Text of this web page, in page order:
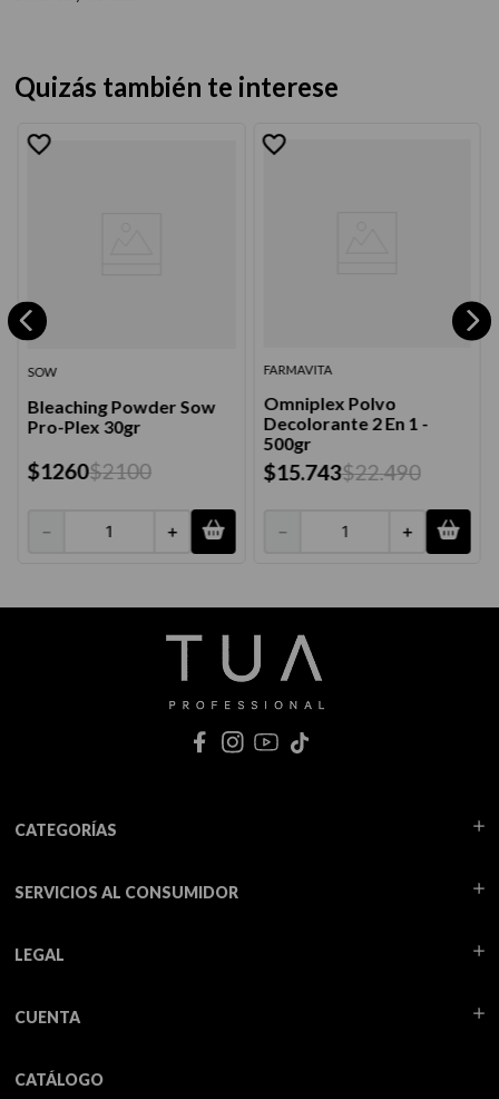
Quizás también te interese
SOW
Bleaching Powder Sow
Pro-Plex 30gr
$1260$2100
＋
－
FARMAVITA
Omniplex Polvo
Decolorante 2 En 1 -
500gr
$15.743$22.490
＋
－
CATEGORÍAS
SERVICIOS AL CONSUMIDOR
LEGAL
CUENTA
CATÁLOGO